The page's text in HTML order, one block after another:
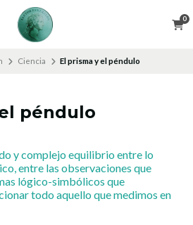
0
Ciencia El prisma y el péndulo
péndulo
y complejo equilibrio entre lo
entre las observaciones que
lógico-simbólicos que
todo aquello que medimos en